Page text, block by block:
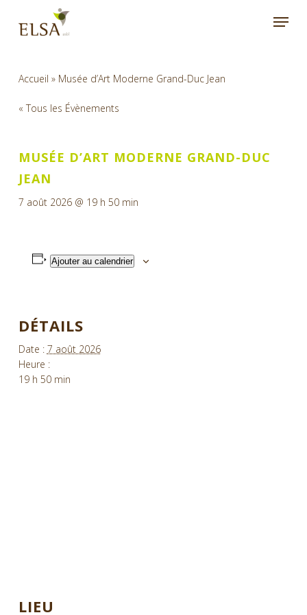
main
Menu
Accueil » Musée d’Art Moderne Grand-Duc Jean
« Tous les Évènements
MUSÉE D’ART MODERNE GRAND-DUC
JEAN
7 août 2026 @ 19 h 50 min
Ajouter au calendrier
DÉTAILS
Date : 7 août 2026
Heure :
19 h 50 min
LIEU